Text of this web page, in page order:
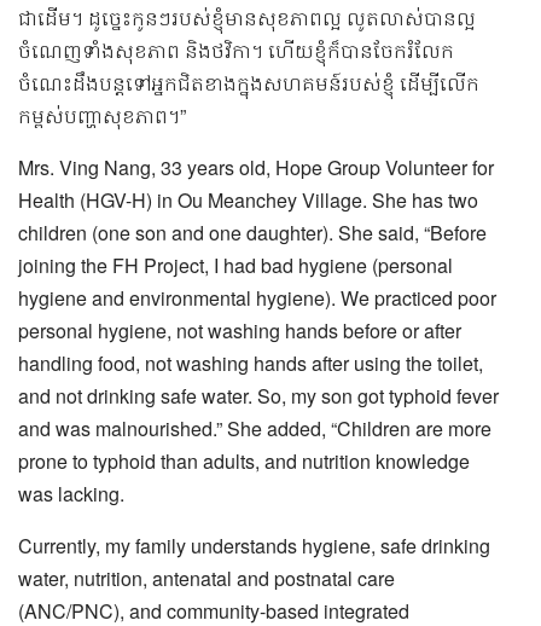
ជាដើម។ ដូច្នេះកូនៗរបស់ខ្ញុំមានសុខភាពល្អ​ លូតលាស់បានល្អ
ចំណេញទាំងសុខភាព និងថវិកា។ ហើយខ្ញុំក៏បានចែករំលែក
ចំណេះដឹងបន្តទៅអ្នកជិតខាងក្នុងសហគមន៍របស់ខ្ញុំ ដើម្បីលើក
កម្ពស់បញ្ហាសុខភាព។”
Mrs. Ving Nang, 33 years old, Hope Group Volunteer for
Health (HGV-H) in Ou Meanchey Village. She has two
children (one son and one daughter). She said, “Before
joining the FH Project, I had bad hygiene (personal
hygiene and environmental hygiene). We practiced poor
personal hygiene, not washing hands before or after
handling food, not washing hands after using the toilet,
and not drinking safe water. So, my son got typhoid fever
and was malnourished.”She added, “Children are more
prone to typhoid than adults, and nutrition knowledge
was lacking.
Currently, my family understands hygiene, safe drinking
water, nutrition, antenatal and postnatal care
(ANC/PNC), and community-based integrated